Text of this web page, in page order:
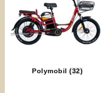
Polymobil(32)